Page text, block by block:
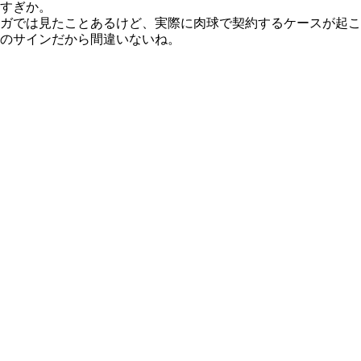
ぎか。
ガでは見たことあるけど、実際に肉球で契約するケースが起
のサインだから間違いないね。